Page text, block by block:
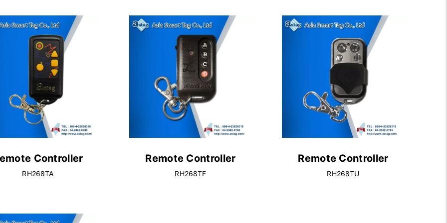
Controller
RH268TA
Remote Controller
RH268TF
Remote Controller
RH268TU